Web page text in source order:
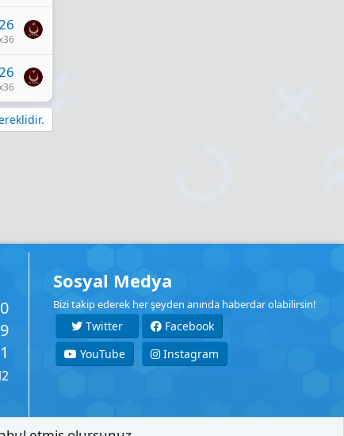
Sosyal Medya
Bizi takip ederek her şeyden anında haberdar olabilirsin!
Twitter
Facebook
YouTube
Instagram